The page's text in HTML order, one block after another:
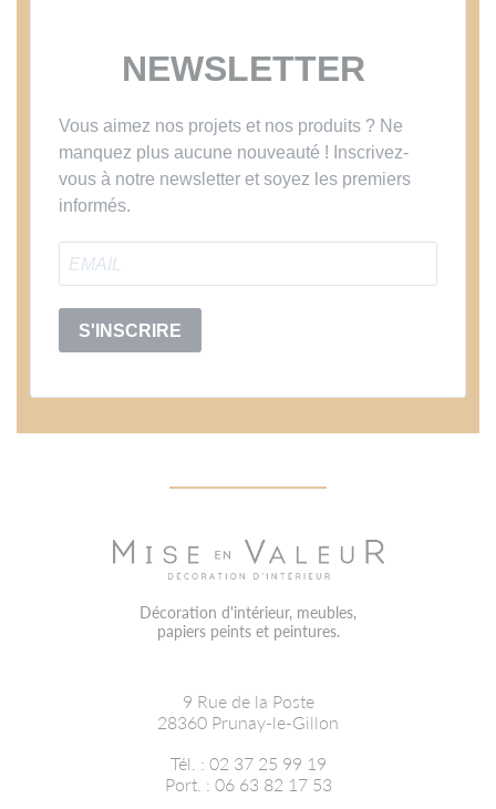
NEWSLETTER
Vous aimez nos projets et nos produits ? Ne
manquez plus aucune nouveauté ! Inscrivez-
vous à notre newsletter et soyez les premiers
informés.
S'INSCRIRE
Décoration d'intérieur, meubles,
papiers peints et peintures.
9 Rue de la Poste
28360 Prunay-le-Gillon
Tél. : 02 37 25 99 19
Port. : 06 63 82 17 53